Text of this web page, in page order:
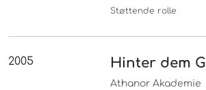
Støttende rolle
2005 Hinter dem
Athanor Akademie